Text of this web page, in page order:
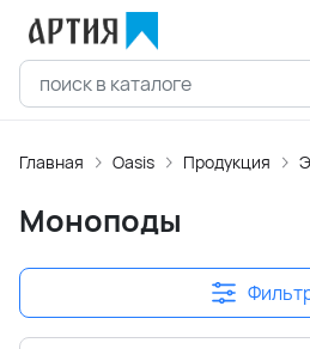
Главная Oasis Продукция
Моноподы